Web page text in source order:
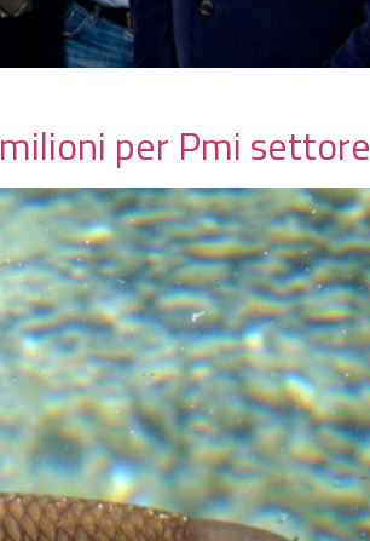
per Pmi settore